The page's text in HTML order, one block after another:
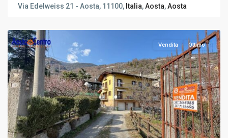
Via Edelweiss 21 - Aosta, 11100, Italia,Aosta,Aosta
Aosta,
Vendita Ottimo